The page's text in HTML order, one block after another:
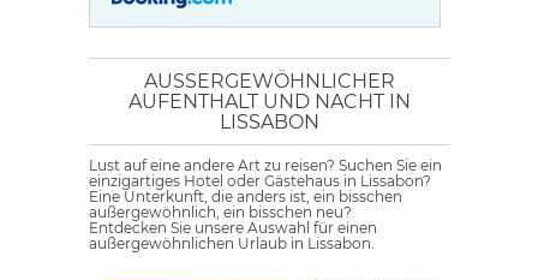
AUSSERGEWÖHNLICHER A
UFENTHALT UND NACHT IN L
ISSABON
Lust auf eine andere Art zu reisen? Suchen Sie ein
einzigartiges Hotel oder Gästehaus in Lissabon?
Eine Unterkunft, die anders ist, ein bisschen
außergewöhnlich, ein bisschen neu?
Entdecken Sie unsere Auswahl für einen
außergewöhnlichen Urlaub in Lissabon.